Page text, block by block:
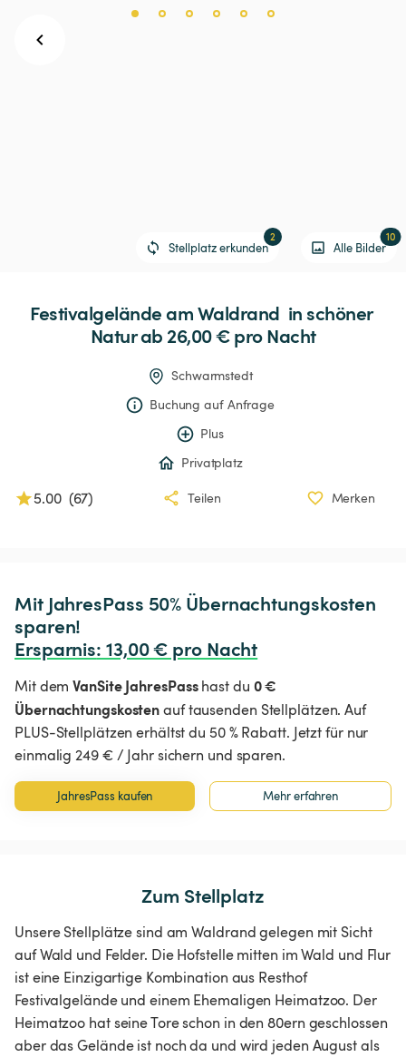
Alle Bilder
10
Stellplatz erkunden
2
FestivalgeländeamWaldrand in schöner
Natur ab 26,00 € pro Nacht
Schwarmstedt
Buchung auf Anfrage
Plus
Privatplatz
5.00 (67) Teilen Merken
Mit JahresPass 50% Übernachtungskosten
Ersparnis: 13,00 € pro Nacht
Mit demVanSite JahresPasshast du 0 €
Übernachtungskostenauf tausenden Stellplätzen. Auf
PLUS-Stellplätzen erhältst du 50 % Rabatt. Jetzt für nur
einmalig 249 € / Jahr sichern und sparen.
JahresPass kaufen Mehr erfahren
Zum Stellplatz
Unsere Stellplätze sind am Waldrand gelegen mit Sicht
auf Wald und Felder. Die Hofstelle mitten im Wald und Flur
ist eine Einzigartige Kombination aus Resthof
Festivalgelände und einem Ehemaligen Heimatzoo. Der
Heimatzoo hat seine Tore schon in den 80ern geschlossen
aber das Gelände ist noch da und wird jeden August als